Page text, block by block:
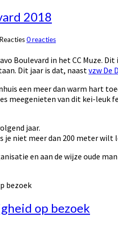
2018
Reacties0 reacties
Boulevard in het CC Muze.
Dit jaar is dat, naastvzw De
een meer dan warm hart
meegenieten van dit kei-leuk
jaar.
je niet meer dan 200 meter
en aan de wijze oude
bezoek
op bezoek